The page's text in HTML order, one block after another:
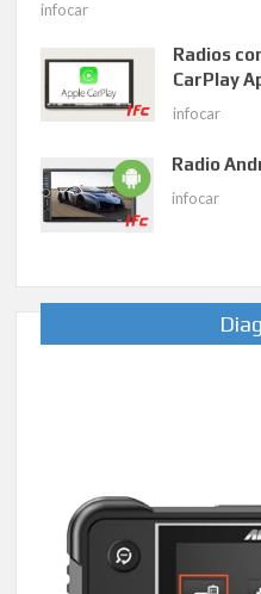
infocar
Radios
CarPlay
infocar
Radio
infocar